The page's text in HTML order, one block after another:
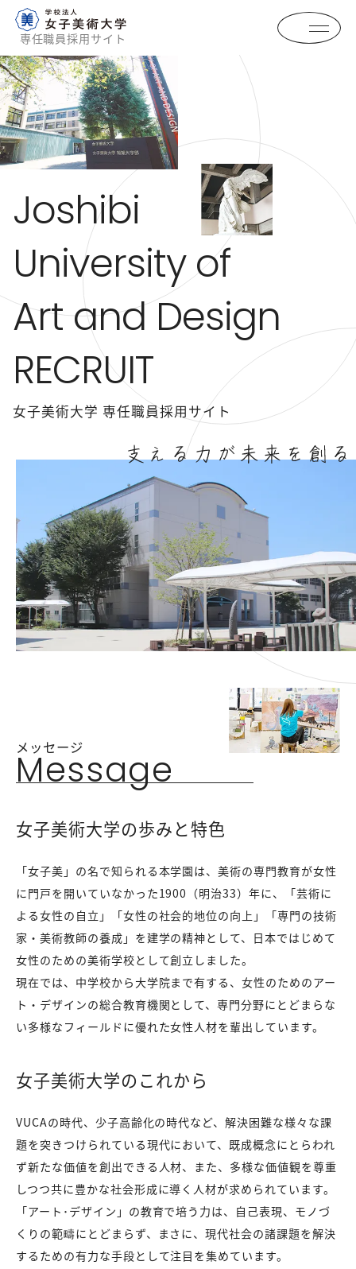
専任職員採用サイト
Joshibi
University of
Art and Design
RECRUIT
女子美術大学 専任職員採用サイト
メッセージ
Message
女子美術大学の歩みと特色
「女子美」の名で知られる本学園は、美術の専門教育が女性
に門戸を開いていなかった1900（明治33）年に、「芸術に
よる女性の自立」「女性の社会的地位の向上」「専門の技術
家・美術教師の養成」を建学の精神として、日本ではじめて
女性のための美術学校として創立しました。
現在では、中学校から大学院まで有する、女性のためのアー
ト・デザインの総合教育機関として、専門分野にとどまらな
い多様なフィールドに優れた女性人材を輩出しています。
女子美術大学のこれから
VUCAの時代、少子高齢化の時代など、解決困難な様々な課
題を突きつけられている現代において、既成概念にとらわれ
ず新たな価値を創出できる人材、また、多様な価値観を尊重
しつつ共に豊かな社会形成に導く人材が求められています。
「アート･デザイン」の教育で培う力は、自己表現、モノづ
くりの範疇にとどまらず、まさに、現代社会の諸課題を解決
するための有力な手段として注目を集めています。